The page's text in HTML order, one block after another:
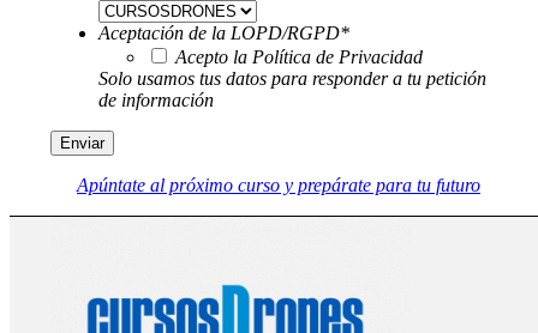
Aceptación de la LOPD/RGPD*
Acepto la Política de Privacidad
Solo usamos tus datos para responder a tu petición
de información
Apúntate al próximo curso y prepárate para tu futuro